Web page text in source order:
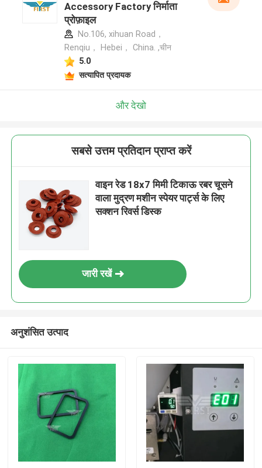
Accessory Factory निर्माता
प्रोफ़ाइल
No.106, xihuan Road，
Renqiu， Hebei， China. ,चीन
5.0
सत्यापित प्रदायक
और देखो
सबसे उत्तम प्रतिदान प्राप्त करें
वाइन रेड 18x7 मिमी टिकाऊ रबर चूसने
वाला मुद्रण मशीन स्पेयर पार्ट्स के लिए
सक्शन रिवर्स डिस्क
जारी रखें
अनुशंसित उत्पाद